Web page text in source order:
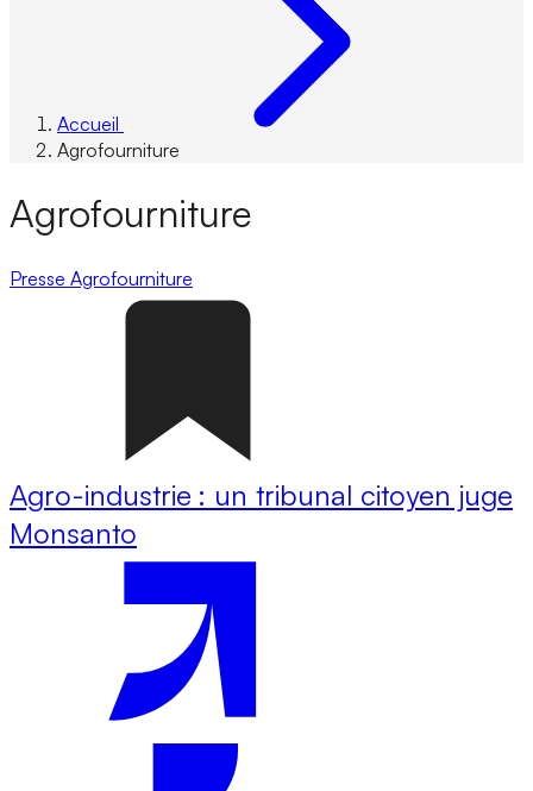
Accueil
Agrofourniture
Agrofourniture
Presse Agrofourniture
Agro-industrie : un tribunal citoyen juge
Monsanto